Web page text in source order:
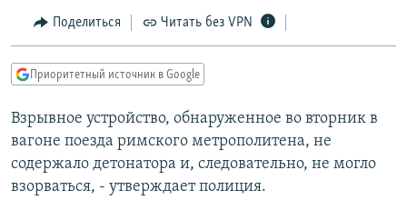
Вернутся
главной
навигации
Вернутся
поиску
МНЕНИЯ
IDEL.РЕАЛИИ
КАВКАЗ.РЕАЛИИ
СЕВЕР.РЕАЛИИ
СИБИРЬ.РЕАЛИИ
Поделиться Читать без VPN
Приоритетный источник в Google
Взрывное устройство, обнаруженное во вторник в
вагоне поезда римского метрополитена, не
содержало детонатора и, следовательно, не могло
взорваться, - утверждает полиция.